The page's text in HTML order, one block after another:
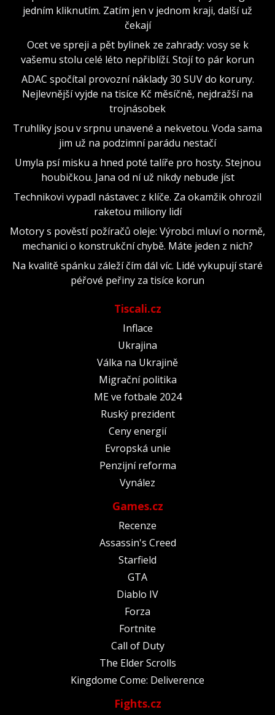
jedním kliknutím. Zatím jen v jednom kraji, další už
čekají
Ocet ve spreji a pět bylinek ze zahrady: vosy se k
vašemu stolu celé léto nepřiblíží. Stojí to pár korun
ADAC spočítal provozní náklady 30 SUV do koruny.
Nejlevnější vyjde na tisíce Kč měsíčně, nejdražší na
trojnásobek
Truhlíky jsou v srpnu unavené a nekvetou. Voda sama
jim už na podzimní parádu nestačí
Umyla psí misku a hned poté talíře pro hosty. Stejnou
houbičkou. Jana od ní už nikdy nebude jíst
Technikovi vypadl nástavec z klíče. Za okamžik ohrozil
raketou miliony lidí
Motory s pověstí požíračů oleje: Výrobci mluví o normě,
mechanici o konstrukční chybě. Máte jeden z nich?
Na kvalitě spánku záleží čím dál víc. Lidé vykupují staré
péřové peřiny za tisíce korun
Tiscali.cz
Inflace
Ukrajina
Válka na Ukrajině
Migrační politika
ME ve fotbale 2024
Ruský prezident
Ceny energií
Evropská unie
Penzijní reforma
Vynález
Games.cz
Recenze
Assassin's Creed
Starfield
GTA
Diablo IV
Forza
Fortnite
Call of Duty
The Elder Scrolls
Kingdome Come: Deliverence
Fights.cz